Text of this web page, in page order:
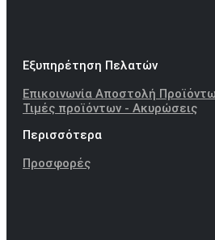
Εξυπηρέτηση Πελατών
Επικοινωνία Αποστολή
Τιμές προϊόντων - Ακυρώσεις
Περισσότερα
Προσφορές